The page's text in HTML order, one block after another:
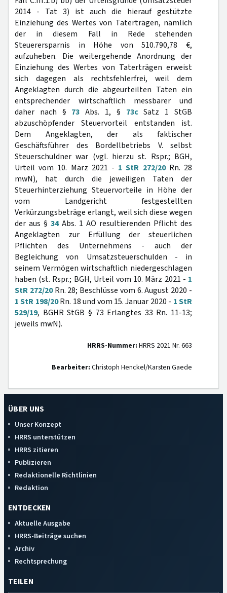
2014 - Tat 3) ist auch die hierauf gestützte
Einziehung des Wertes von Taterträgen, nämlich
der in diesem Fall in Rede stehenden
Steuerersparnis in Höhe von 510.790,78 €,
aufzuheben. Die weitergehende Anordnung der
Einziehung des Wertes von Taterträgen erweist
sich dagegen als rechtsfehlerfrei, weil dem
Angeklagten durch die abgeurteilten Taten ein
entsprechender wirtschaftlich messbarer und
daher nach § 73 Abs. 1, § 73cSatz 1 StGB
abzuschöpfender Steuervorteil entstanden ist.
Dem Angeklagten, der als faktischer
Geschäftsführer des Bordellbetriebs V. selbst
Steuerschuldner war (vgl. hierzu st. Rspr.; BGH,
Urteil vom 10. März 2021 - 1 StR 272/20Rn. 28
mwN), hat durch die jeweiligen Taten der
Steuerhinterziehung Steuervorteile in Höhe der
vom Landgericht festgestellten
Verkürzungsbeträge erlangt, weil sich diese wegen
der aus § 34Abs. 1 AO resultierenden Pflicht des
Angeklagten zur Erfüllung der steuerlichen
Pflichten des Unternehmens - auch der
Begleichung von Umsatzsteuerschulden - in
seinem Vermögen wirtschaftlich niedergeschlagen
haben (st. Rspr.; BGH, Urteil vom 10. März 2021 - 1
StR 272/20Rn. 28; Beschlüsse vom 6. August 2020 -
1 StR 198/20Rn. 18 und vom 15. Januar 2020 - 1 StR
529/19, BGHR StGB § 73 Erlangtes 33 Rn. 11-13;
jeweils mwN).
HRRS-Nummer: HRRS 2021 Nr. 663
Bearbeiter: Christoph Henckel/Karsten Gaede
ÜBER UNS
Unser Konzept
HRRS unterstützen
HRRS zitieren
Publizieren
Redaktionelle Richtlinien
Redaktion
ENTDECKEN
Aktuelle Ausgabe
HRRS-Beiträge suchen
Archiv
Rechtsprechung
TEILEN